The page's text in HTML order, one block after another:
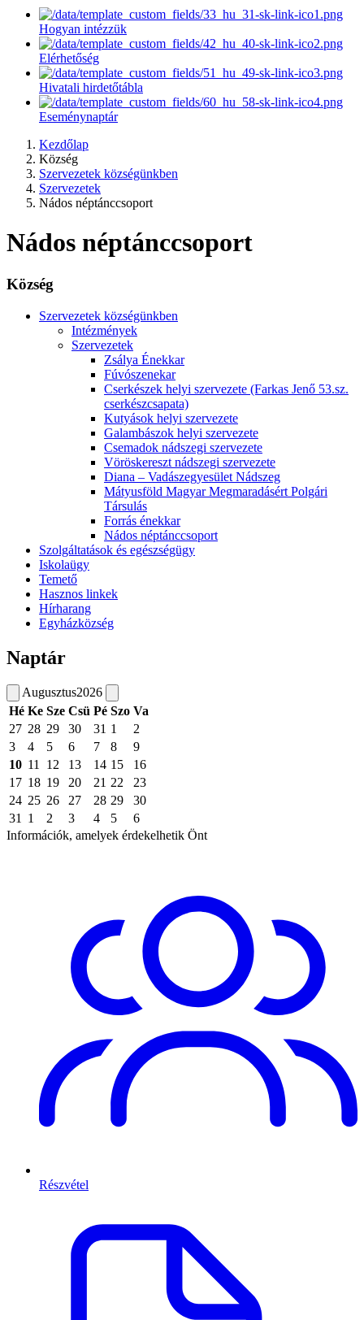
Hogyan intézzük
Elérhetőség
Hivatali hirdetőtábla
Eseménynaptár
Kezdőlap
Község
Szervezetek községünkben
Szervezetek
Nádos néptánccsoport
Nádos néptánccsoport
Község
Szervezetek községünkben
Intézmények
Szervezetek
Zsálya Énekkar
Fúvószenekar
Cserkészek helyi szervezete (Farkas Jenő 53.sz.
cserkészcsapata)
Kutyások helyi szervezete
Galambászok helyi szervezete
Csemadok nádszegi szervezete
Vöröskereszt nádszegi szervezete
Diana – Vadászegyesület Nádszeg
Mátyusföld Magyar Megmaradásért Polgári
Társulás
Forrás énekkar
Nádos néptánccsoport
Szolgáltatások és egészségügy
Iskolaügy
Temető
Hasznos linkek
Hírharang
Egyházközség
Naptár
Augusztus2026
Hé Ke Sze Csü Pé Szo Va
27 28 29 30 31 1
2
3
4 5 6 7 8
9
10 11 12 13 14 15
16
17 18 19 20 21 22
23
24 25 26 27 28 29
30
31 1 2 3 4 5
6
Információk, amelyek érdekelhetik Önt
Részvétel